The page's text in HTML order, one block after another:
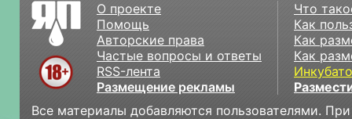
О проекте
Помощь
Авторские права
Частые вопросы и ответы
RSS-лента
Размещение рекламы
Что
Как
Как
Как
Все материалы добавляются пользователями.